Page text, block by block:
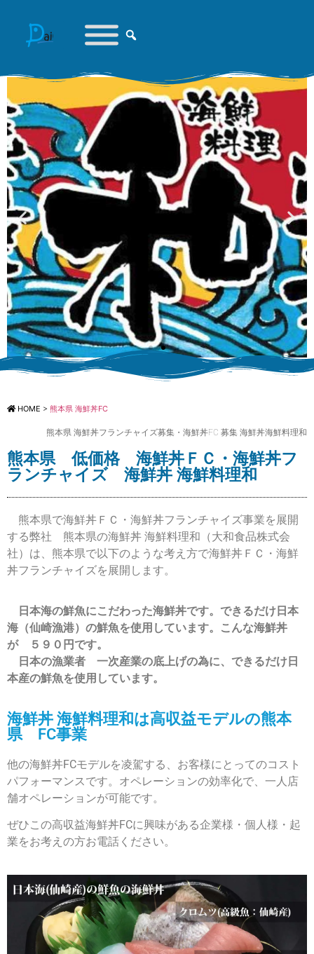
低価格 海鮮丼FC 海
鮮丼 海鮮料理和
低価格 海鮮丼FCに必要な食材提供（海
産物・鮮魚）メニューのご提供 海鮮料
理和
HOME > 熊本県 海鮮丼FC
熊本県 海鮮丼フランチャイズ募集・海鮮丼FC 募集 海鮮丼海鮮料理和
熊本県 低価格 海鮮丼ＦＣ・海鮮丼フ
ランチャイズ 海鮮丼 海鮮料理和
熊本県で海鮮丼ＦＣ・海鮮丼フランチャイズ事業を展開
する弊社 熊本県の海鮮丼 海鮮料理和（大和食品株式会
社）は、熊本県で以下のような考え方で海鮮丼ＦＣ・海鮮
丼フランチャイズを展開します。
日本海の鮮魚にこだわった海鮮丼です。できるだけ日本
海（仙崎漁港）の鮮魚を使用しています。こんな海鮮丼
が ５９０円です。
日本の漁業者 一次産業の底上げの為に、できるだけ日
本産の鮮魚を使用しています。
海鮮丼 海鮮料理和は高収益モデルの熊本
県 FC事業
他の海鮮丼FCモデルを凌駕する、お客様にとってのコスト
パフォーマンスです。オペレーションの効率化で、一人店
舗オペレーションが可能です。
ぜひこの高収益海鮮丼FCに興味がある企業様・個人様・起
業をお考えの方お電話ください。